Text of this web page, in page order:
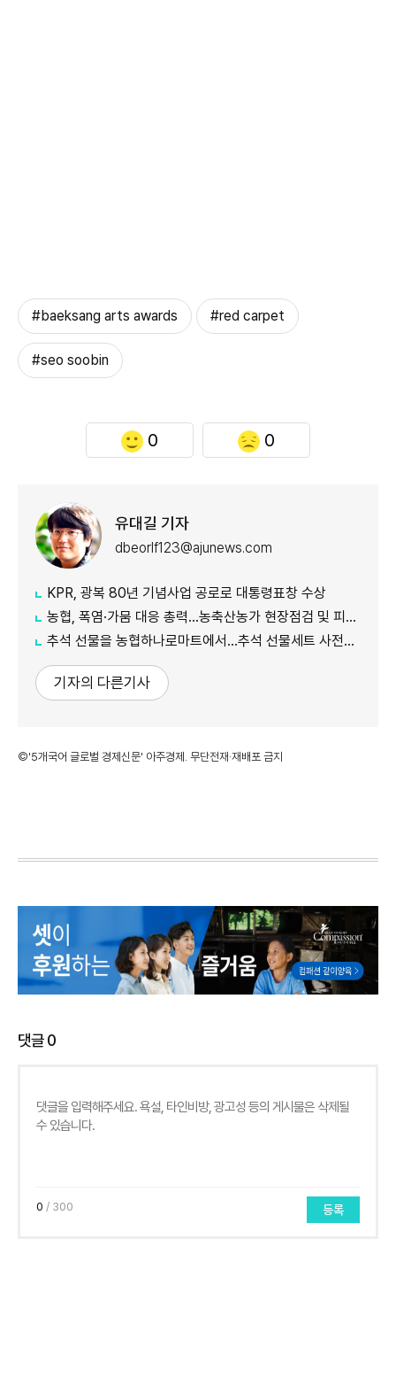
#baeksang arts awards #red carpet
#seo soobin
0 0
유대길 기자
dbeorlf123@ajunews.com
KPR, 광복 80년 기념사업 공로로 대통령표창 수상
농협, 폭염·가뭄 대응 총력...농축산농가 현장점검 및 피해 예방 강화
추석 선물을 농협하나로마트에서…추석 선물세트 사전예약 실시
기자의 다른기사
©'5개국어 글로벌 경제신문' 아주경제. 무단전재·재배포 금지
댓글0
0 / 300 등록